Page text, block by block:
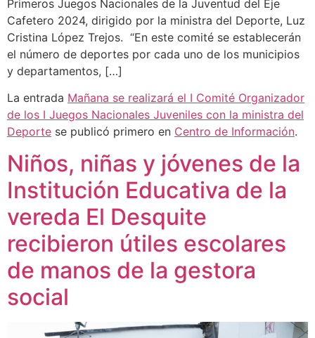
Primeros Juegos Nacionales de la Juventud del Eje
Cafetero 2024, dirigido por la ministra del Deporte, Luz
Cristina López Trejos. “En este comité se establecerán
el número de deportes por cada uno de los municipios
y departamentos, […]
La entrada Mañana se realizará el I Comité Organizador
de los I Juegos Nacionales Juveniles con la ministra del
Deporte se publicó primero en Centro de Información.
Niños, niñas y jóvenes de la
Institución Educativa de la
vereda El Desquite
recibieron útiles escolares
de manos de la gestora
social